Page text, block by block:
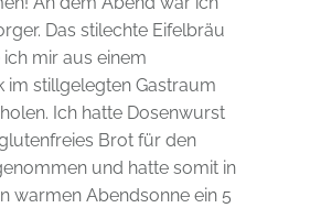
Das stilechte Eifelbräu
ich mir aus einem
im stillgelegten Gastraum
Ich hatte Dosenwurst
Brot für den
und hatte somit in
warmen Abendsonne ein 5